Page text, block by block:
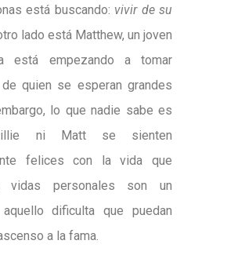
está buscando: vivir de su
lado está Matthew, un joven
está empezando a tomar
quien se esperan grandes
lo que nadie sabe es
ni Matt se sienten
felices con la vida que
vidas personales son un
dificulta que puedan
a la fama.